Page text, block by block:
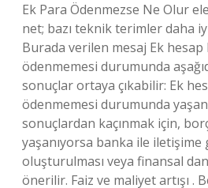
Ek Para Ödenmezse Ne Olur
net; bazı teknik terimler daha
Burada verilen mesaj Ek
ödenmemesi durumunda
sonuçlar ortaya çıkabilir: Ek
ödenmemesi durumunda
sonuçlardan kaçınmak için,
yaşanıyorsa banka ile iletişime
oluşturulması veya finansal
önerilir. Faiz ve maliyet artışı .